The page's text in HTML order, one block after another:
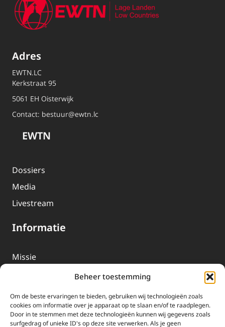
Beheer toestemming
Om de beste ervaringen te bieden, gebruiken wij technologieën zoals
cookies om informatie over je apparaat op te slaan en/of te raadplegen.
Door in te stemmen met deze technologieën kunnen wij gegevens zoals
surfgedrag of unieke ID's op deze site verwerken. Als je geen
Adres
EWTN.LC
Kerkstraat 95
5061 EH Oisterwijk
Contact: bestuur@ewtn.lc
EWTN
Dossiers
Media
Livestream
Informatie
Missie
EWTN-Team
Organisatiegegevens